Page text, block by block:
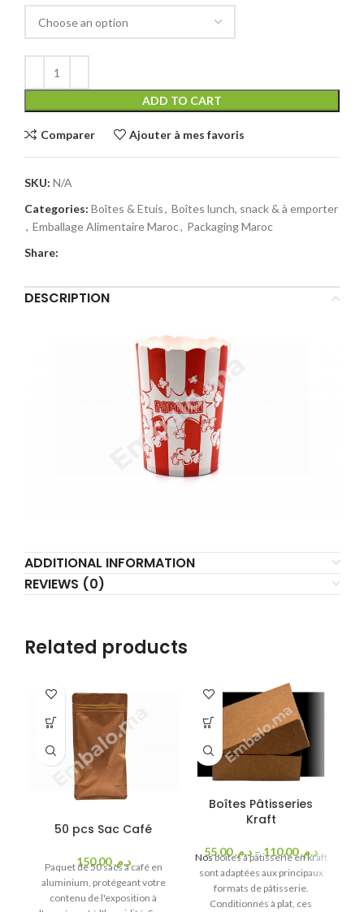
ADD TO CART
Comparer Ajouter à mes favoris
SKU: N/A
Categories: Boîtes & Etuis, Boîtes lunch, snack & à emporter
, Emballage Alimentaire Maroc, Packaging Maroc
Share:
DESCRIPTION
ADDITIONAL INFORMATION
REVIEWS (0)
Related products
50 pcs Sac Café
د.م.150,00
Paquet de 50 sacs à café en
aluminium, protégeant votre
contenu de l'exposition à
Boîtes Pâtisseries
Kraft
د.م.55,00 – د.م.110,00
Nosboîtes à pâtisserie en kraft
sont adaptées aux principaux
formats de pâtisserie.
Conditionnés à plat, ces